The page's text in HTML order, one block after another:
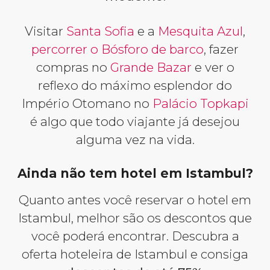
Visitar Santa Sofia e a Mesquita Azul,
percorrer o Bósforo de barco, fazer
compras no Grande Bazar e ver o
reflexo do máximo esplendor do
Império Otomano no Palácio Topkapi
é algo que todo viajante já desejou
alguma vez na vida.
Ainda não tem hotel em Istambul?
Quanto antes você reservar o hotel em
Istambul, melhor são os descontos que
você poderá encontrar. Descubra a
oferta hoteleira de Istambul e consiga